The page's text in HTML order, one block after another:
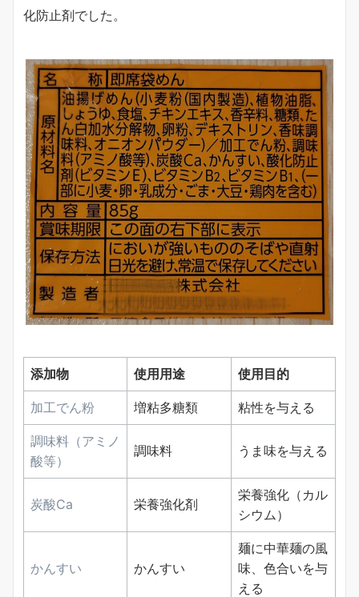
化防止剤でした。
添加物 使用用途 使用目的
加工でん粉 増粘多糖類 粘性を与える
調味料（アミノ
酸等）
調味料 うま味を与える
炭酸Ca 栄養強化剤
栄養強化（カル
シウム）
かんすい かんすい
麺に中華麺の風
味、色合いを与
える